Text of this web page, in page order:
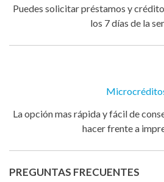
Puedes solicitar préstamos y
los 7 días de la
La opción mas rápida y fácil de
hacer frente a
PREGUNTAS FRECUENTES